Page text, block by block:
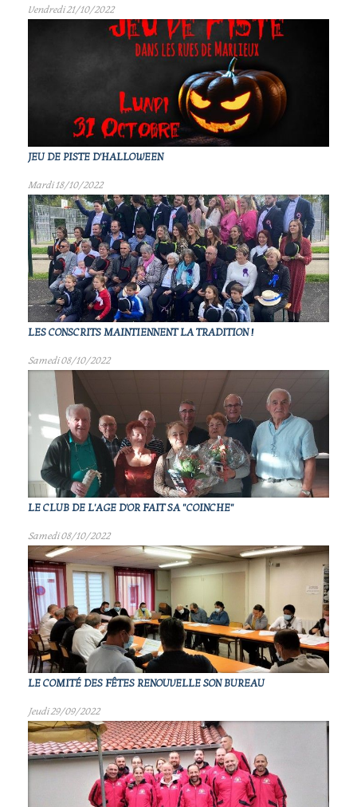
Vendredi 21/10/2022
JEU DE PISTE D'HALLOWEEN
Mardi 18/10/2022
LES CONSCRITS MAINTIENNENT LA TRADITION !
Samedi 08/10/2022
LE CLUB DE L'AGE D'OR FAIT SA "COINCHE"
Samedi 08/10/2022
LE COMITÉ DES FÊTES RENOUVELLE SON BUREAU
Jeudi 29/09/2022